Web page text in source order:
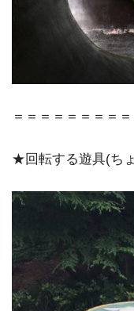
＝＝＝＝＝＝＝＝
★回転する遊具(ち